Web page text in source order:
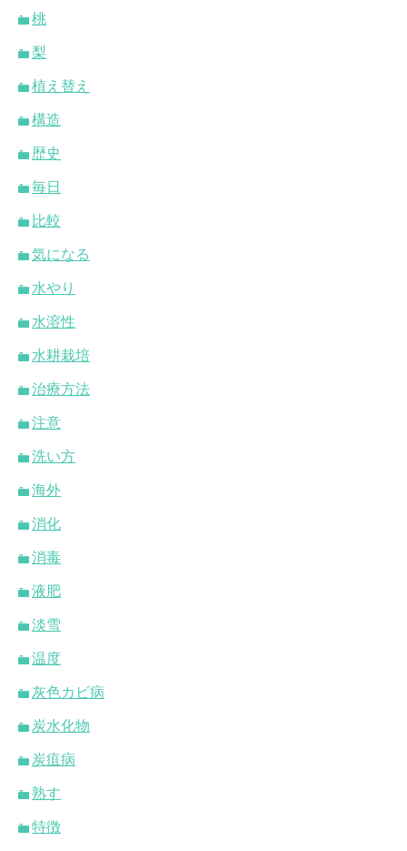
桃
梨
植え替え
構造
歴史
毎日
比較
気になる
水やり
水溶性
水耕栽培
治療方法
注意
洗い方
海外
消化
消毒
液肥
淡雪
温度
灰色カビ病
炭水化物
炭疽病
熟す
特徴